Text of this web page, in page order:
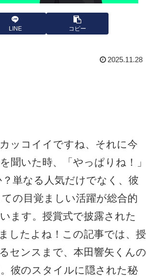
LINE コピー
2025.11.28
ッコイイですね、それに今
聞いた時、「やっぱりね！」
単なる人気だけでなく、彼
の目覚ましい活躍が総合的
ます。授賞式で披露された
したよね！この記事では、授
センスまで、本田響矢くんの
彼のスタイルに隠された秘